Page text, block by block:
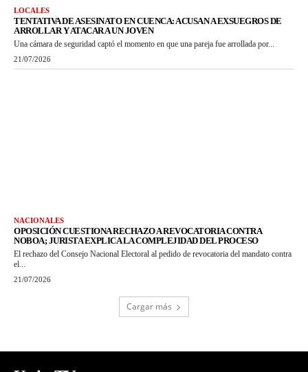
LOCALES
TENTATIVA DE ASESINATO EN CUENCA: ACUSAN A EXSUEGROS DE
ARROLLAR Y ATACAR A UN JOVEN
Una cámara de seguridad captó el momento en que una pareja fue arrollada por...
21/07/2026
NACIONALES
OPOSICIÓN CUESTIONA RECHAZO A REVOCATORIA CONTRA
NOBOA; JURISTA EXPLICA LA COMPLEJIDAD DEL PROCESO
El rechazo del Consejo Nacional Electoral al pedido de revocatoria del mandato contra
el...
21/07/2026
Cargar más